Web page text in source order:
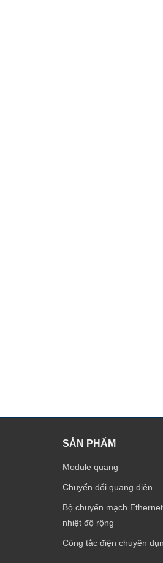
SẢN PHẨM
Module quang
Chuyển đổi quang điện
Bộ chuyển mạch Ethernet
nhiệt độ rộng
Công tắc điện chuyên